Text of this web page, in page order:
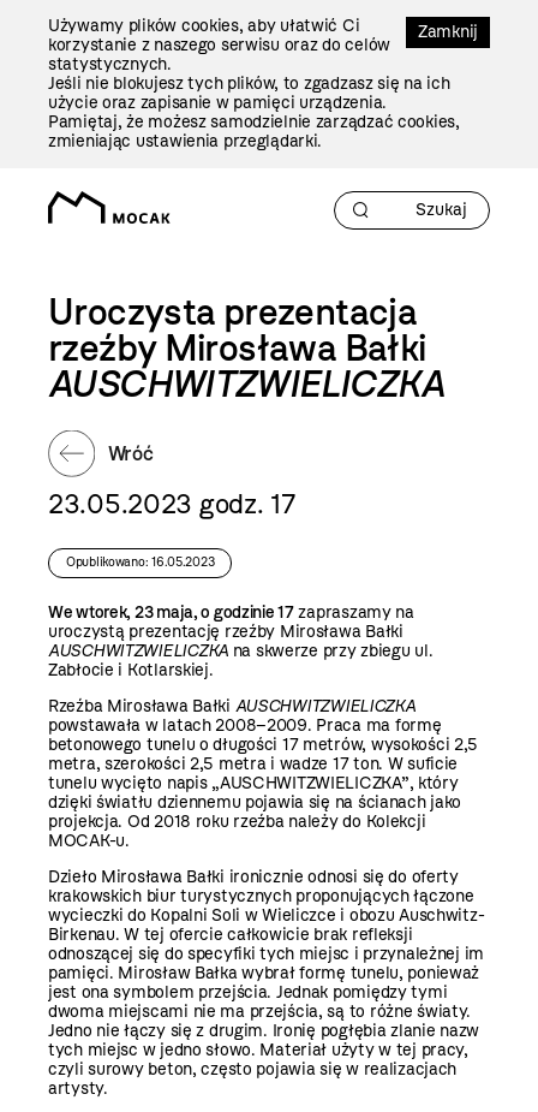
Zamknij
Używamy plików cookies, aby ułatwić Ci
korzystanie z naszego serwisu oraz do celów
statystycznych.
Jeśli nie blokujesz tych plików, to zgadzasz się na ich
użycie oraz zapisanie w pamięci urządzenia.
Pamiętaj, że możesz samodzielnie zarządzać cookies,
zmieniając ustawienia przeglądarki.
Uroczysta prezentacja
rzeźby Mirosława Bałki
AUSCHWITZWIELICZKA
Wróć
23.05.2023 godz. 17
Opublikowano: 16.05.2023
We wtorek, 23 maja, o godzinie 17zapraszamy na
uroczystą prezentację rzeźby Mirosława Bałki
AUSCHWITZWIELICZKA na skwerze przy zbiegu ul.
Zabłocie i Kotlarskiej.
Rzeźba Mirosława Bałki AUSCHWITZWIELICZKA
powstawała w latach 2008–2009. Praca ma formę
betonowego tunelu o długości 17 metrów, wysokości 2,5
metra, szerokości 2,5 metra i wadze 17 ton. W suficie
tunelu wycięto napis „AUSCHWITZWIELICZKA”, który
dzięki światłu dziennemu pojawia się na ścianach jako
projekcja. Od 2018 roku rzeźba należy do Kolekcji
MOCAK-u.
Dzieło Mirosława Bałki ironicznie odnosi się do oferty
krakowskich biur turystycznych proponujących łączone
wycieczki do Kopalni Soli w Wieliczce i obozu Auschwitz-
Birkenau. W tej ofercie całkowicie brak refleksji
odnoszącej się do specyfiki tych miejsc i przynależnej im
pamięci. Mirosław Bałka wybrał formę tunelu, ponieważ
jest ona symbolem przejścia. Jednak pomiędzy tymi
dwoma miejscami nie ma przejścia, są to różne światy.
Jedno nie łączy się z drugim. Ironię pogłębia zlanie nazw
tych miejsc w jedno słowo. Materiał użyty w tej pracy,
czyli surowy beton, często pojawia się w realizacjach
artysty.